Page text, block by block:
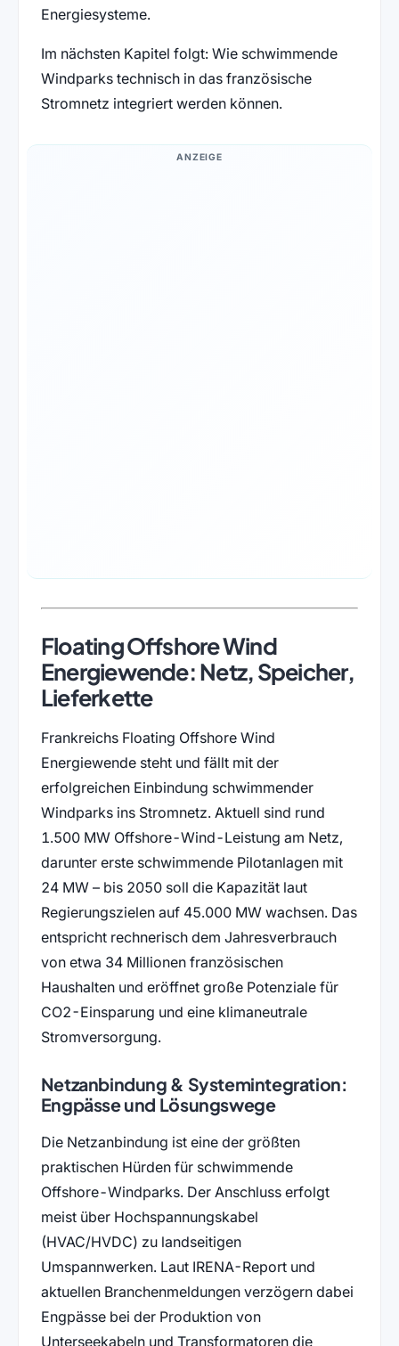
Energiesysteme.
Im nächsten Kapitel folgt: Wie schwimmende
Windparks technisch in das französische
Stromnetz integriert werden können.
ANZEIGE
Floating Offshore Wind
Energiewende: Netz, Speicher,
Lieferkette
Frankreichs Floating Offshore Wind
Energiewende steht und fällt mit der
erfolgreichen Einbindung schwimmender
Windparks ins Stromnetz. Aktuell sind rund
1.500 MW Offshore-Wind-Leistung am Netz,
darunter erste schwimmende Pilotanlagen mit
24 MW – bis 2050 soll die Kapazität laut
Regierungszielen auf 45.000 MW wachsen. Das
entspricht rechnerisch dem Jahresverbrauch
von etwa 34 Millionen französischen
Haushalten und eröffnet große Potenziale für
CO2-Einsparung und eine klimaneutrale
Stromversorgung.
Netzanbindung & Systemintegration:
Engpässe und Lösungswege
Die Netzanbindung ist eine der größten
praktischen Hürden für schwimmende
Offshore-Windparks. Der Anschluss erfolgt
meist über Hochspannungskabel
(HVAC/HVDC) zu landseitigen
Umspannwerken. Laut IRENA-Report und
aktuellen Branchenmeldungen verzögern dabei
Engpässe bei der Produktion von
Unterseekabeln und Transformatoren die